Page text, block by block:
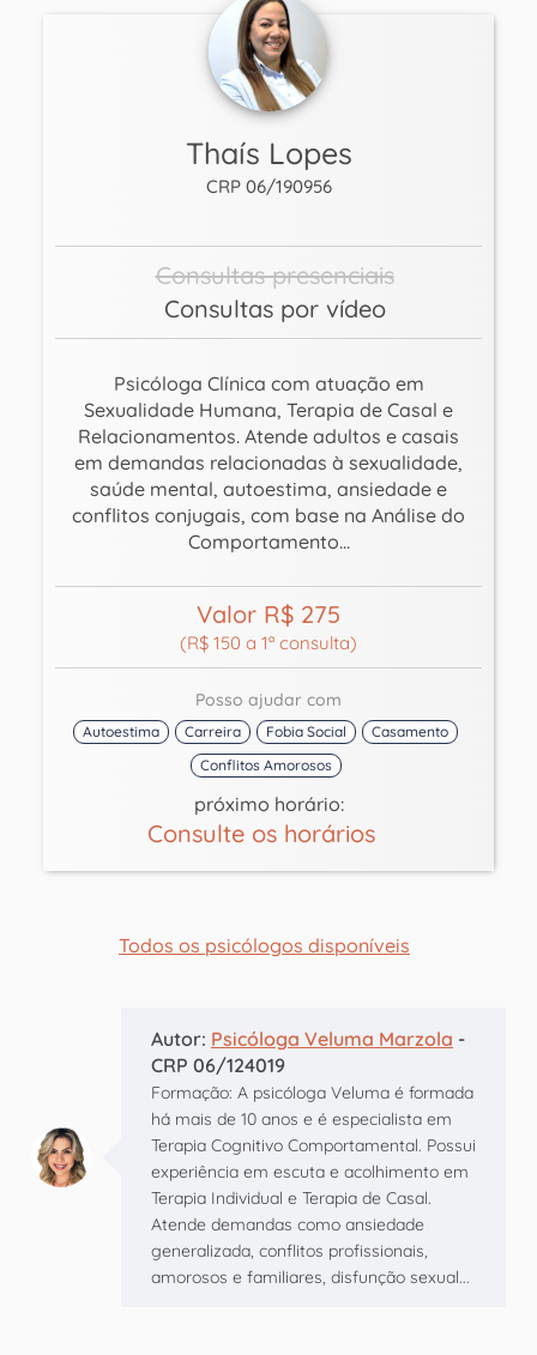
Thaís Lopes
CRP 06/190956
Consultas presenciais
Consultas por vídeo
Psicóloga Clínica com atuação em
Sexualidade Humana, Terapia de Casal e
Relacionamentos. Atende adultos e casais
em demandas relacionadas à sexualidade,
saúde mental, autoestima, ansiedade e
conflitos conjugais, com base na Análise do
Comportamento...
Valor R$ 275
(R$ 150 a 1ª consulta)
Posso ajudar com
Autoestima Carreira Fobia Social
Casamento
Conflitos Amorosos
próximo horário:
Consulte os horários
Todos os psicólogos disponíveis
Autor: Psicóloga Veluma Marzola -
CRP 06/124019
Formação: A psicóloga Veluma é formada
há mais de 10 anos e é especialista em
Terapia Cognitivo Comportamental. Possui
experiência em escuta e acolhimento em
Terapia Individual e Terapia de Casal.
Atende demandas como ansiedade
generalizada, conflitos profissionais,
amorosos e familiares, disfunção sexual...